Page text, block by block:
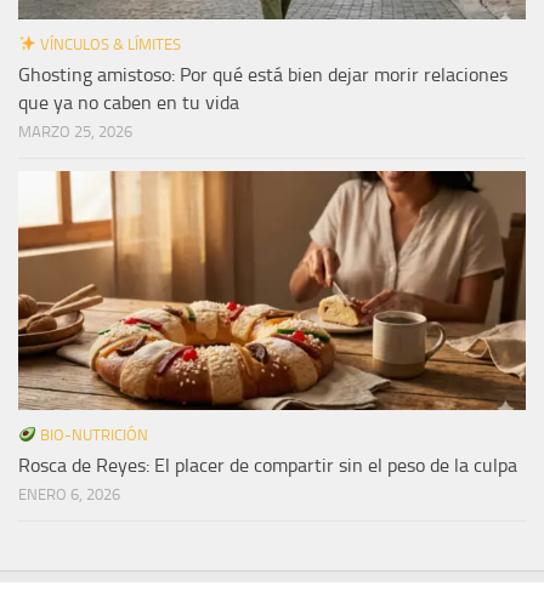
VÍNCULOS & LÍMITES
Ghosting amistoso: Por qué está bien dejar morir relaciones
que ya no caben en tu vida
MARZO 25, 2026
BIO-NUTRICIÓN
Rosca de Reyes: El placer de compartir sin el peso de la culpa
ENERO 6, 2026